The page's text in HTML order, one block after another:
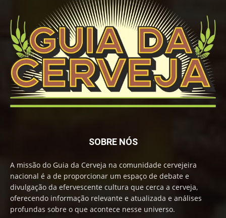
SOBRE NÓS
A missão do Guia da Cerveja na comunidade cervejeira
nacional é a de proporcionar um espaço de debate e
divulgação da efervescente cultura que cerca a cerveja,
oferecendo informação relevante e atualizada e análises
profundas sobre o que acontece nesse universo.